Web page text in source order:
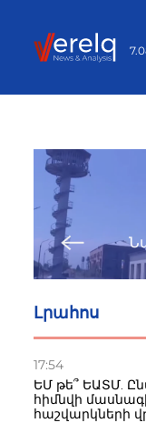
Լրահոս
17:54
ԵՄ թե՞ ԵԱՏՄ.
հիմնվի
հաշվարկների